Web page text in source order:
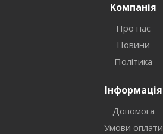
Компанія
Про нас
Новини
Політика
Інформація
Допомога
Умови оплати